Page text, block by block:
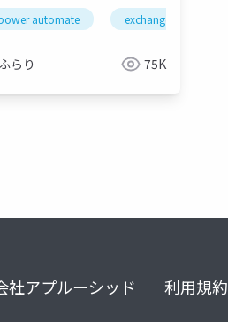
automate exchange online
らり 75K
社アプルーシッド 利用規約